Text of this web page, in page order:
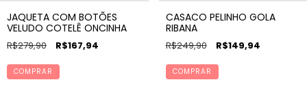
JAQUETA COM BOTÕES
VELUDO COTELÊ ONCINHA
R$279,90 R$167,94
COMPRAR
CASACO PELINHO GOLA
RIBANA
R$249,90 R$149,94
COMPRAR